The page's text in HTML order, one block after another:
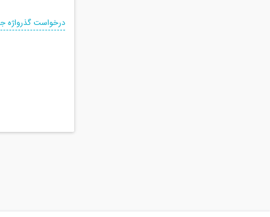
درخواست گذرواژه